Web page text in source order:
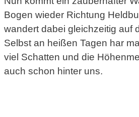
Bogen wieder Richtung
wandert dabei gleichzeitig auf
Selbst an heißen Tagen har
viel Schatten und die
auch schon hinter uns.